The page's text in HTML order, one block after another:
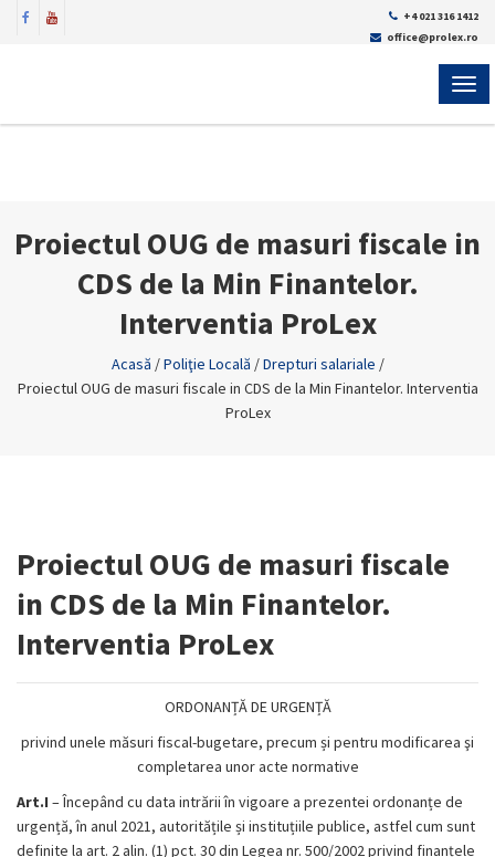
+4 021 316 1412
office@prolex.ro
Proiectul OUG de masuri fiscale in
CDS de la Min Finantelor.
Interventia ProLex
Acasă /Poliţie Locală /Drepturi salariale /
Proiectul OUG de masuri fiscale in CDS de la Min Finantelor. Interventia
ProLex
Proiectul OUG de masuri fiscale
in CDS de la Min Finantelor.
Interventia ProLex
ORDONANȚĂ DE URGENȚĂ
privind unele măsuri fiscal-bugetare, precum și pentru modificarea şi
completarea unor acte normative
Art.I – Începând cu data intrării în vigoare a prezentei ordonanțe de
urgență, în anul 2021, autoritățile și instituțiile publice, astfel cum sunt
definite la art. 2 alin. (1) pct. 30 din Legea nr. 500/2002 privind finanțele